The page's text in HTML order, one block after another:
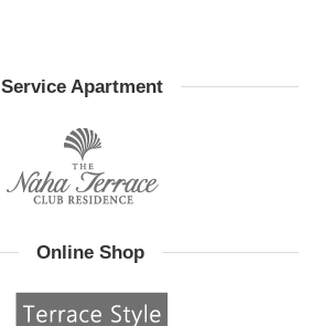
Service Apartment
Online Shop